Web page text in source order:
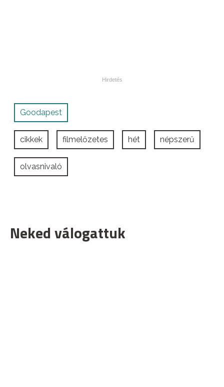
Goodapest
cikkek filmelőzetes hét népszerű
olvasnivaló
Neked válogattuk